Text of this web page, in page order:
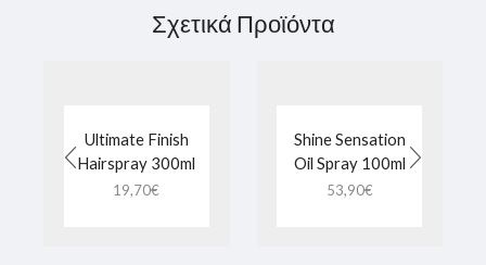
Σχετικά Προϊόντα
Ultimate Finish
Hairspray 300ml
19,70€
Shine Sensation
Oil Spray 100ml
53,90€